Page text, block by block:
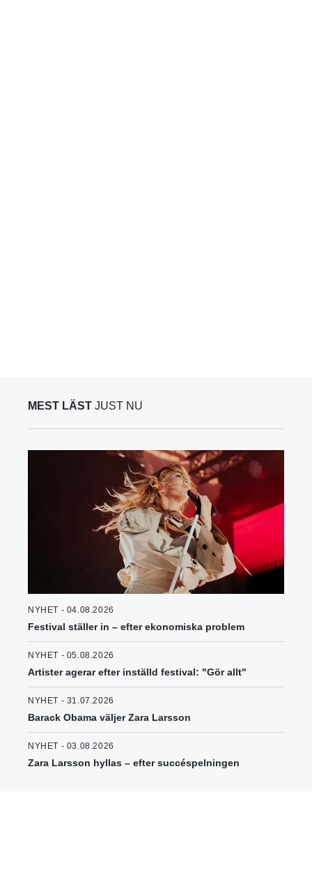
MEST LÄST JUST NU
NYHET - 04.08.2026
Festival ställer in – efter ekonomiska problem
NYHET - 05.08.2026
Artister agerar efter inställd festival: "Gör allt"
NYHET - 31.07.2026
Barack Obama väljer Zara Larsson
NYHET - 03.08.2026
Zara Larsson hyllas – efter succéspelningen